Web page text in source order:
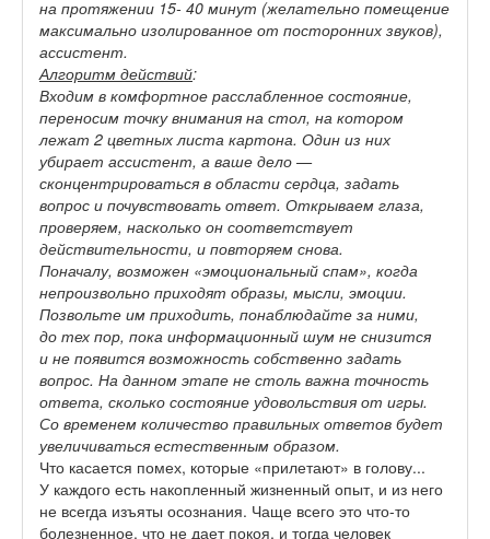
на протяжении 15- 40 минут (желательно помещение
максимально изолированное от посторонних звуков),
ассистент.
Алгоритм действий:
Входим в комфортное расслабленное состояние,
переносим точку внимания на стол, на котором
лежат 2 цветных листа картона. Один из них
убирает ассистент, а ваше дело —
сконцентрироваться в области сердца, задать
вопрос и почувствовать ответ. Открываем глаза,
проверяем, насколько он соответствует
действительности, и повторяем снова.
Поначалу, возможен «эмоциональный спам», когда
непроизвольно приходят образы, мысли, эмоции.
Позвольте им приходить, понаблюдайте за ними,
до тех пор, пока информационный шум не снизится
и не появится возможность собственно задать
вопрос. На данном этапе не столь важна точность
ответа, сколько состояние удовольствия от игры.
Со временем количество правильных ответов будет
увеличиваться естественным образом.
Что касается помех, которые «прилетают» в голову...
У каждого есть накопленный жизненный опыт, и из него
не всегда изъяты осознания. Чаще всего это что-то
болезненное, что не дает покоя, и тогда человек